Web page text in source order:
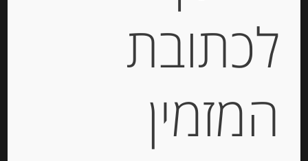
שמן זית איטלקי 250 מ”ל כתית מעולה
לכתובת
המזמין